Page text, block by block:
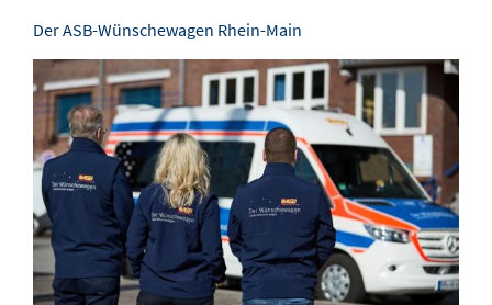
Der ASB-Wünschewagen Rhein-Main